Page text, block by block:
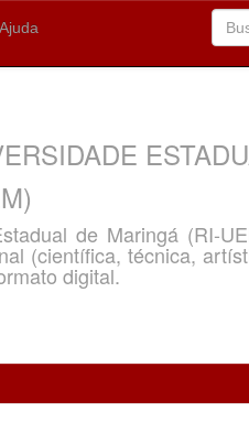
Ajuda
de Maringá (RI-
(científica, técnica,
digital.